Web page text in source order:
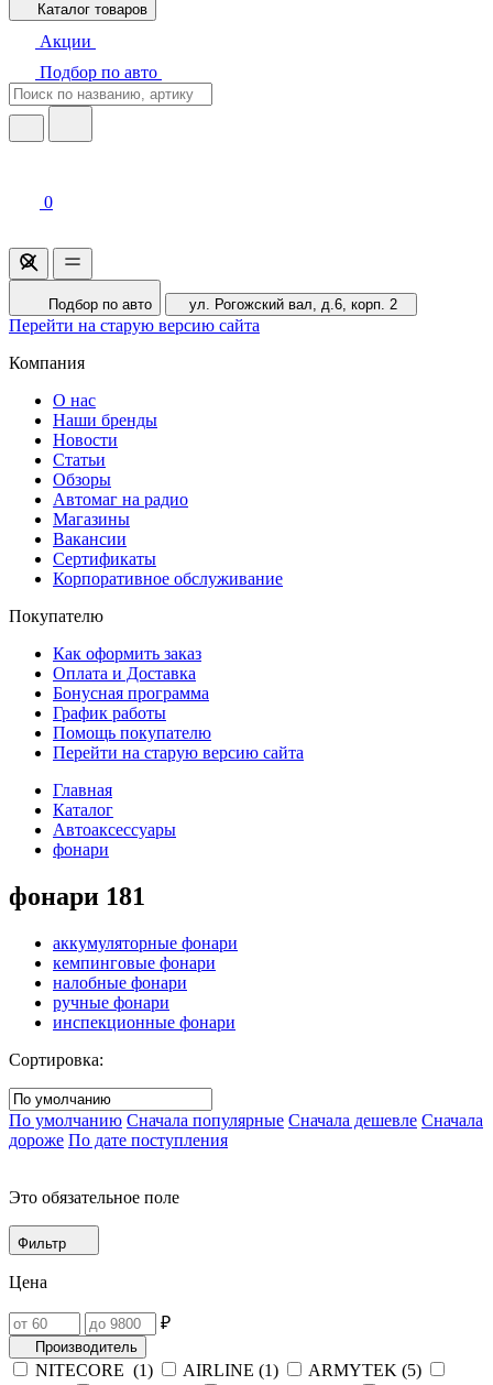
Каталог товаров
Акции
Подбор по авто
0
Подбор по авто ул. Рогожский вал, д.6, корп. 2
Перейти на старую версию сайта
Компания
О нас
Наши бренды
Новости
Статьи
Обзоры
Автомаг на радио
Магазины
Вакансии
Сертификаты
Корпоративное обслуживание
Покупателю
Как оформить заказ
Оплата и Доставка
Бонусная программа
График работы
Помощь покупателю
Перейти на старую версию сайта
Главная
Каталог
Автоаксессуары
фонари
фонари 181
аккумуляторные фонари
кемпинговые фонари
налобные фонари
ручные фонари
инспекционные фонари
Сортировка:
По умолчанию Сначала популярные Сначала дешевле Сначала
дороже По дате поступления
Это обязательное поле
Фильтр
Цена
₽
Производитель
NITECORE (1) AIRLINE (1) ARMYTEK (5)